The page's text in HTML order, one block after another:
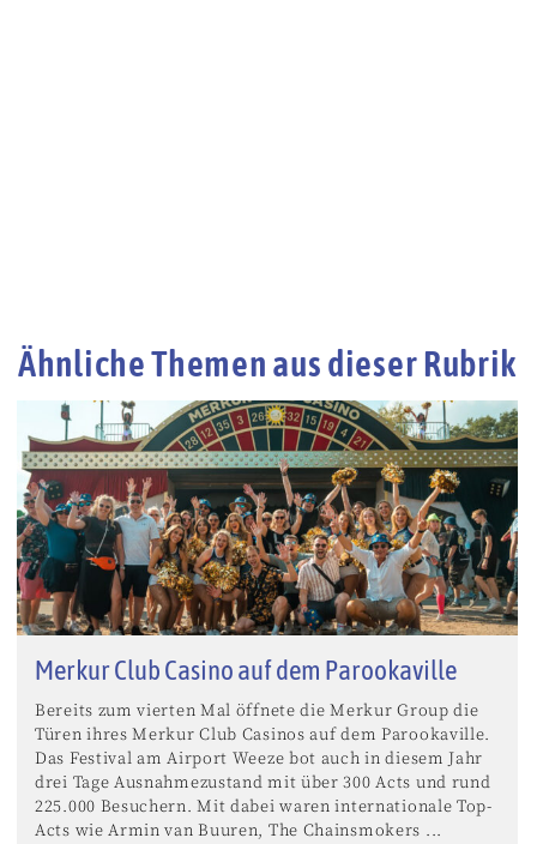
Ähnliche Themen aus dieser Rubrik
Merkur Club Casino auf dem Parookaville
Bereits zum vierten Mal öffnete die Merkur Group die
Türen ihres Merkur Club Casinos auf dem Parookaville.
Das Festival am Airport Weeze bot auch in diesem Jahr
drei Tage Ausnahmezustand mit über 300 Acts und rund
225.000 Besuchern. Mit dabei waren internationale Top-
Acts wie Armin van Buuren, The Chainsmokers ...